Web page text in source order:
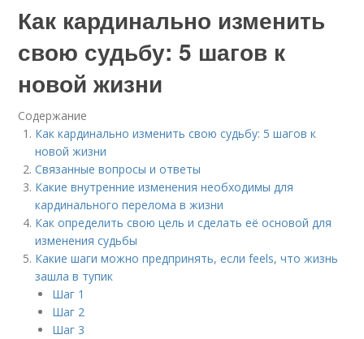
Как кардинально изменить
свою судьбу: 5 шагов к
новой жизни
Содержание
Как кардинально изменить свою судьбу: 5 шагов к
новой жизни
Связанные вопросы и ответы
Какие внутренние изменения необходимы для
кардинального перелома в жизни
Как определить свою цель и сделать её основой для
изменения судьбы
Какие шаги можно предпринять, если feels, что жизнь
зашла в тупик
Шаг 1
Шаг 2
Шаг 3